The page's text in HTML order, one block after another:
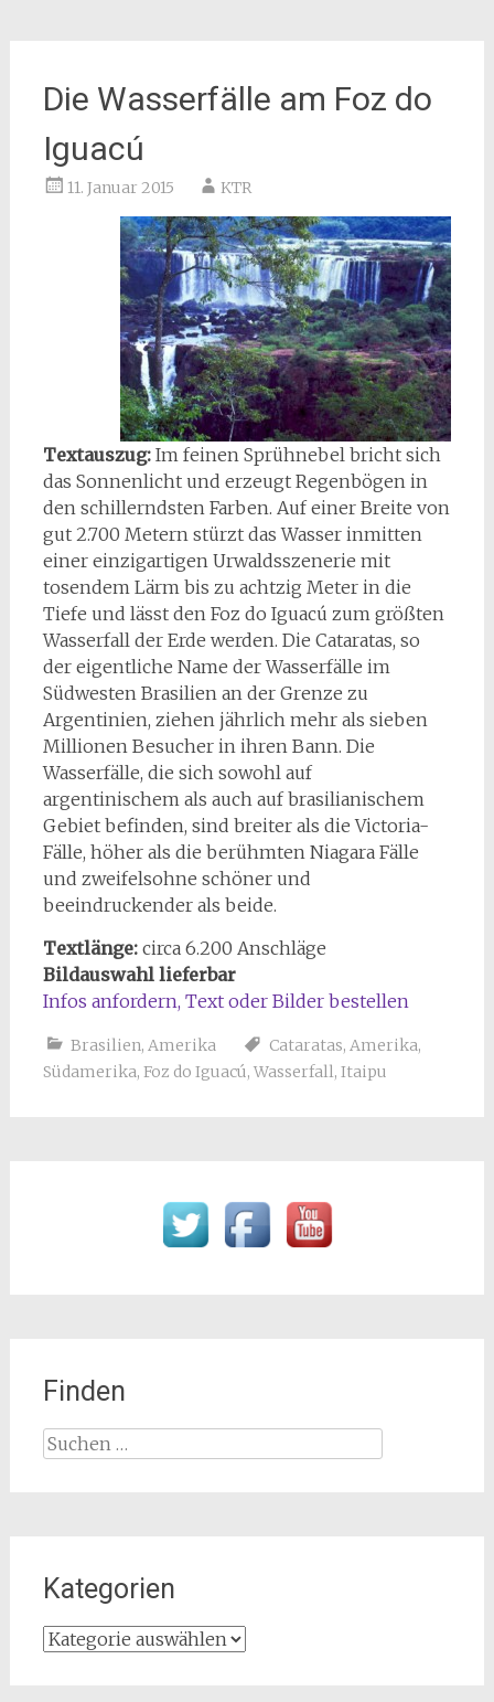
Die Wasserfälle am Foz do
Iguacú
11. Januar 2015 KTR
Textauszug: Im feinen Sprühnebel bricht sich
das Sonnenlicht und erzeugt Regenbögen in
den schillerndsten Farben. Auf einer Breite von
gut 2.700 Metern stürzt das Wasser inmitten
einer einzigartigen Urwaldsszenerie mit
tosendem Lärm bis zu achtzig Meter in die
Tiefe und lässt den Foz do Iguacú zum größten
Wasserfall der Erde werden. Die Cataratas, so
der eigentliche Name der Wasserfälle im
Südwesten Brasilien an der Grenze zu
Argentinien, ziehen jährlich mehr als sieben
Millionen Besucher in ihren Bann. Die
Wasserfälle, die sich sowohl auf
argentinischem als auch auf brasilianischem
Gebiet befinden, sind breiter als die Victoria-
Fälle, höher als die berühmten Niagara Fälle
und zweifelsohne schöner und
beeindruckender als beide.
Textlänge:circa 6.200 Anschläge
Bildauswahl lieferbar
Infos anfordern, Text oder Bilder bestellen
Brasilien, Amerika Cataratas, Amerika,
Südamerika, Foz do Iguacú, Wasserfall, Itaipu
Finden
Suchen
Kategorien
Kategorien